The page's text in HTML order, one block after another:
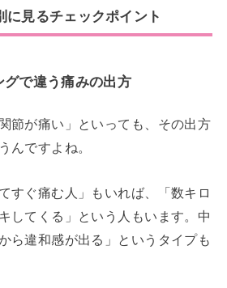
に見るチェックポイント
グで違う痛みの出方
節が痛い」といっても、その出方
んですよね。
すぐ痛む人」もいれば、「数キロ
してくる」という人もいます。中
ら違和感が出る」というタイプも